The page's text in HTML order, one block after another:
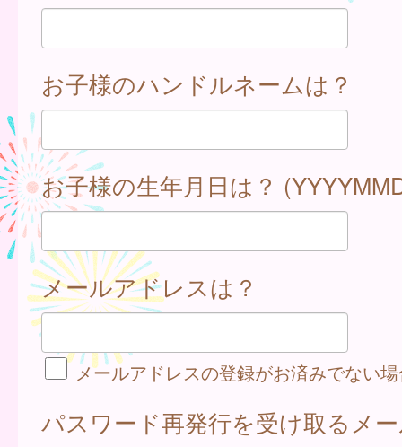
お子様のハンドルネームは？
お子様の生年月日は？
メールアドレスは？
メールアドレスの登録がお済みでない
パスワード再発行を受け取るメ